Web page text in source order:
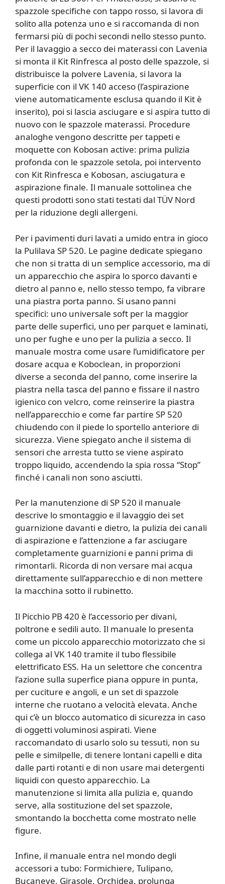
spazzole specifiche con tappo rosso, si lavora di
solito alla potenza uno e si raccomanda di non
fermarsi più di pochi secondi nello stesso punto.
Per il lavaggio a secco dei materassi con Lavenia
si monta il Kit Rinfresca al posto delle spazzole, si
distribuisce la polvere Lavenia, si lavora la
superficie con il VK 140 acceso (l’aspirazione
viene automaticamente esclusa quando il Kit è
inserito), poi si lascia asciugare e si aspira tutto di
nuovo con le spazzole materassi. Procedure
analoghe vengono descritte per tappeti e
moquette con Kobosan active: prima pulizia
profonda con le spazzole setola, poi intervento
con Kit Rinfresca e Kobosan, asciugatura e
aspirazione finale. Il manuale sottolinea che
questi prodotti sono stati testati dal TÜV Nord
per la riduzione degli allergeni.
Per i pavimenti duri lavati a umido entra in gioco
la Pulilava SP 520. Le pagine dedicate spiegano
che non si tratta di un semplice accessorio, ma di
un apparecchio che aspira lo sporco davanti e
dietro al panno e, nello stesso tempo, fa vibrare
una piastra porta panno. Si usano panni
specifici: uno universale soft per la maggior
parte delle superfici, uno per parquet e laminati,
uno per fughe e uno per la pulizia a secco. Il
manuale mostra come usare l’umidificatore per
dosare acqua e Koboclean, in proporzioni
diverse a seconda del panno, come inserire la
piastra nella tasca del panno e fissare il nastro
igienico con velcro, come reinserire la piastra
nell’apparecchio e come far partire SP 520
chiudendo con il piede lo sportello anteriore di
sicurezza. Viene spiegato anche il sistema di
sensori che arresta tutto se viene aspirato
troppo liquido, accendendo la spia rossa “Stop”
finché i canali non sono asciutti.
Per la manutenzione di SP 520 il manuale
descrive lo smontaggio e il lavaggio dei set
guarnizione davanti e dietro, la pulizia dei canali
di aspirazione e l’attenzione a far asciugare
completamente guarnizioni e panni prima di
rimontarli. Ricorda di non versare mai acqua
direttamente sull’apparecchio e di non mettere
la macchina sotto il rubinetto.
Il Picchio PB 420 è l’accessorio per divani,
poltrone e sedili auto. Il manuale lo presenta
come un piccolo apparecchio motorizzato che si
collega al VK 140 tramite il tubo flessibile
elettrificato ESS. Ha un selettore che concentra
l’azione sulla superfice piana oppure in punta,
per cuciture e angoli, e un set di spazzole
interne che ruotano a velocità elevata. Anche
qui c’è un blocco automatico di sicurezza in caso
di oggetti voluminosi aspirati. Viene
raccomandato di usarlo solo su tessuti, non su
pelle e similpelle, di tenere lontani capelli e dita
dalle parti rotanti e di non usare mai detergenti
liquidi con questo apparecchio. La
manutenzione si limita alla pulizia e, quando
serve, alla sostituzione del set spazzole,
smontando la bocchetta come mostrato nelle
figure.
Infine, il manuale entra nel mondo degli
accessori a tubo: Formichiere, Tulipano,
Bucaneve, Girasole, Orchidea, prolunga